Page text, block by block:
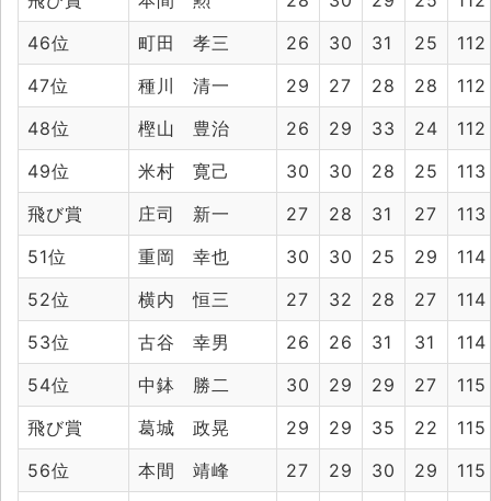
46位
町田 孝三 26 30 31 25
112
47位
種川 清一 29 27 28 28
112
48位
樫山 豊治 26 29 33 24
112
49位
米村 寛己 30 30 28 25
113
飛び賞
庄司 新一 27 28 31 27
113
51位
重岡 幸也 30 30 25 29
114
52位
横内 恒三 27 32 28 27
114
53位
古谷 幸男 26 26 31 31
114
54位
中鉢 勝二 30 29 29 27
115
飛び賞
葛城 政晃 29 29 35 22
115
56位
本間 靖峰 27 29 30 29
115